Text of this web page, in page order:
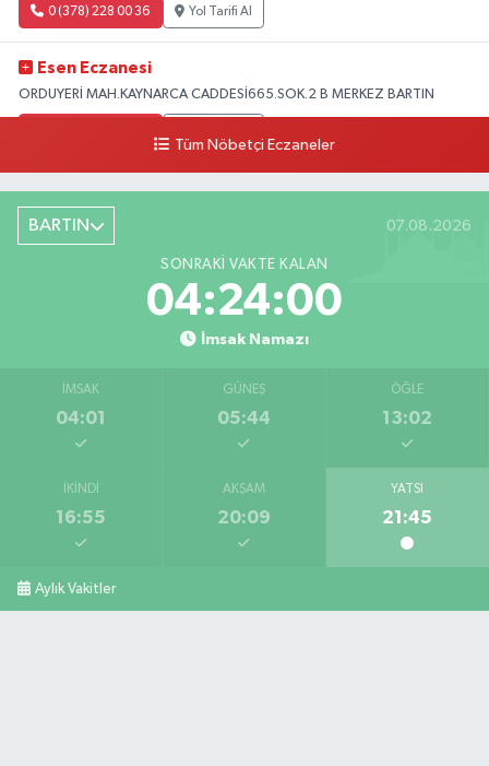
0 (378) 228 00 36 Yol Tarifi Al
Esen Eczanesi
ORDUYERİ MAH.KAYNARCA CADDESİ665.SOK.2 B MERKEZ BARTIN
Şiremirçavuş Mahallesi, Kırıkçı Zeliha Ana Sokak No:20 8 Merkez Bartın
0 (378) 227 85 45
Tüm Nöbetçi Eczaneler
BARTIN 07.08.2026
SONRAKI VAKTE KALAN
04:23:59
İmsak Namazı
İMSAK
04:01
GÜNEŞ
05:44
ÖĞLE
13:02
İKINDI
16:55
AKŞAM
20:09
YATSI
21:45
Aylık Vakitler